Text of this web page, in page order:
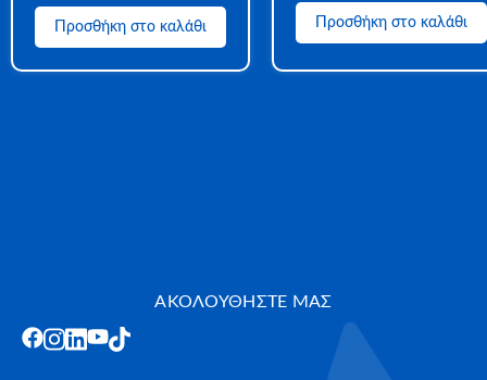
Προσθήκη στο καλάθι Προσθήκη στο καλάθι
ΑΚΟΛΟΥΘΗΣΤΕ ΜΑΣ